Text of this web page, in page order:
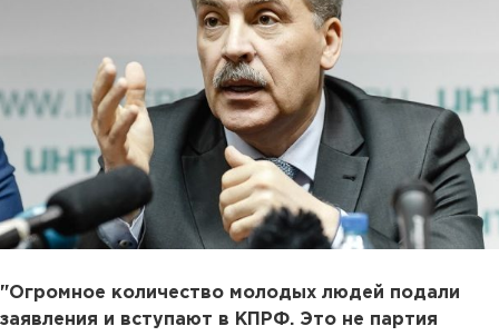
"Огромное количество молодых людей подали
заявления и вступают в КПРФ. Это не партия